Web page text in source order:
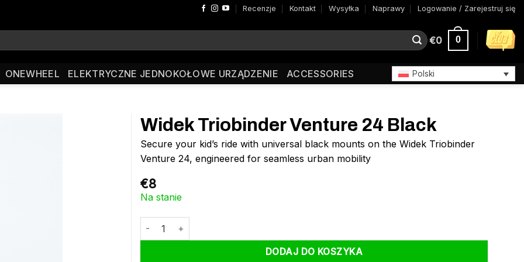
Recenzje Kontakt Wysyłka Naprawy Logowanie / Zarejestruj się
€0 0
ONEWHEEL ELEKTRYCZNE JEDNOKOŁOWE URZĄDZENIE ACCESSORIES Polski
Widek Triobinder Venture 24 Black
Secure your kid’s ride with universal black mounts on the Widek Triobinder
Venture 24, engineered for seamless urban mobility
€8
Na stanie
ilość Widek Triobinder Venture 24 Black
DODAJ DO KOSZYKA